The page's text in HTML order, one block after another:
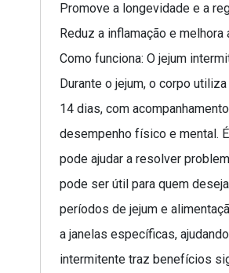
Promove a longevidade e a
Reduz a inflamação e
Como funciona: O jejum
Durante o jejum, o corpo
14 dias, com
desempenho físico e mental.
pode ajudar a resolver
pode ser útil para quem
períodos de jejum e
a janelas específicas,
intermitente traz benefícios